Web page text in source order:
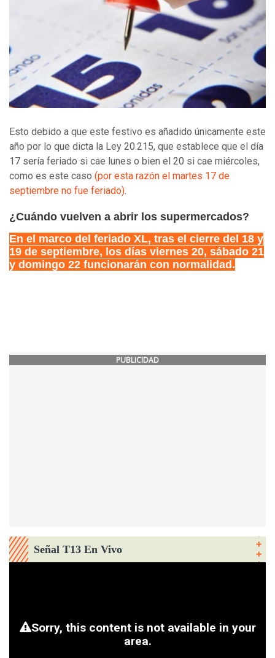
Esto debido a que este festivo es añadido únicamente este
año por lo que dicta la Ley 20.215, que establece que el día
17 sería feriado si cae lunes o bien el 20 si cae miércoles,
como es este caso (por esta razón el martes 17 de
septiembre no fue feriado).
¿Cuándo vuelven a abrir los supermercados?
En el marco del feriado XL, tras el cierre del 18 y
19 de septiembre, los días viernes 20, sábado 21
y domingo 22 funcionarán con normalidad.
PUBLICIDAD
Señal T13 En Vivo